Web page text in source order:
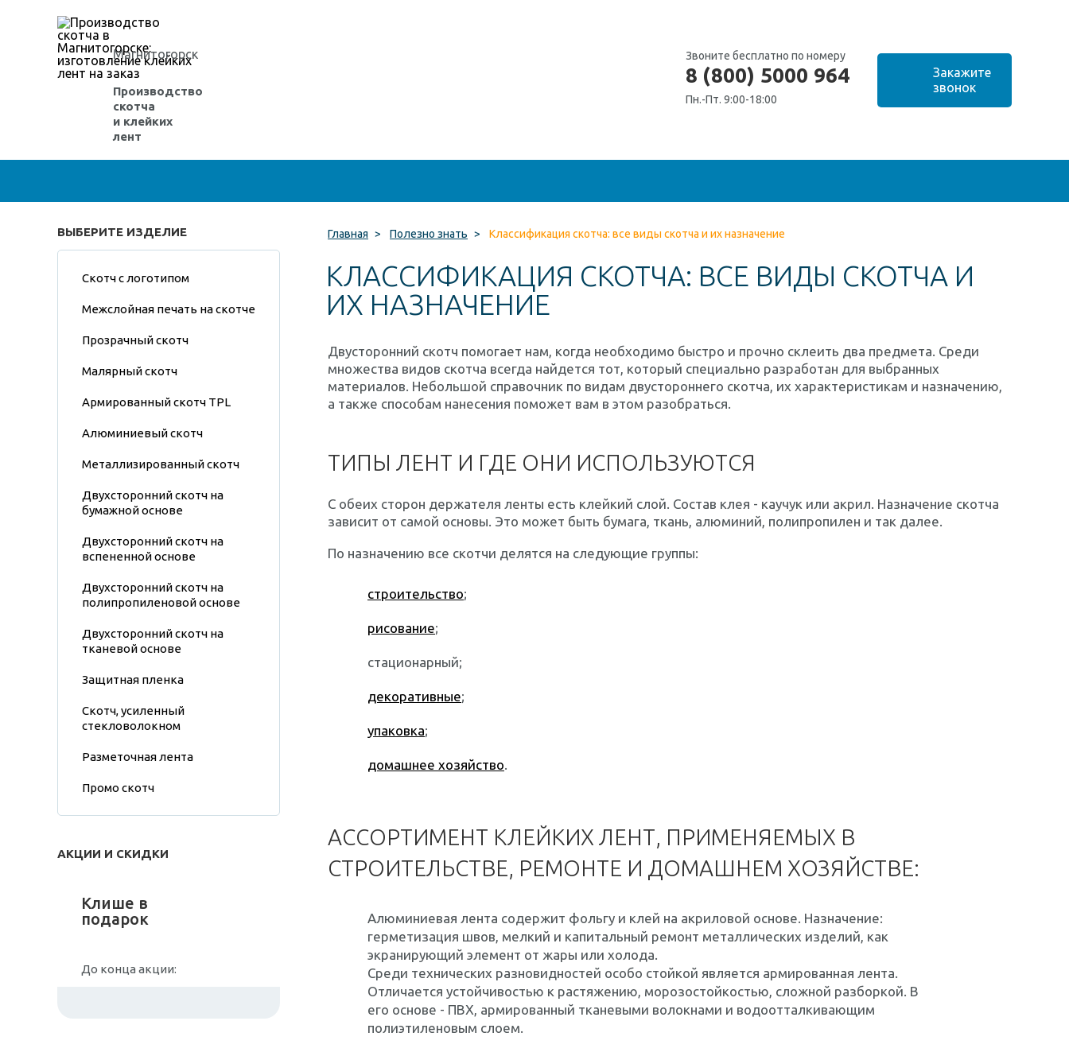
Магнитогорск
Производство
скотча
и клейких
лент
Звоните бесплатно по номеру
8 (800) 5000 964
Пн.-Пт. 9:00-18:00
ВЫБЕРИТЕ ИЗДЕЛИЕ
Скотч с логотипом
Межслойная печать на скотче
Прозрачный скотч
Малярный скотч
Армированный скотч TPL
Алюминиевый скотч
Металлизированный скотч
Двухсторонний скотч на
бумажной основе
Двухсторонний скотч на
вспененной основе
Двухсторонний скотч на
полипропиленовой основе
Двухсторонний скотч на
тканевой основе
Защитная пленка
Скотч, усиленный
стекловолокном
Разметочная лента
Промо скотч
АКЦИИ И СКИДКИ
Клише в
подарок
До конца акции:
Главная > Полезно знать > Классификация скотча: все виды скотча и их назначение
КЛАССИФИКАЦИЯ СКОТЧА: ВСЕ ВИДЫ СКОТЧА И
ИХ НАЗНАЧЕНИЕ
Двусторонний скотч помогает нам, когда необходимо быстро и прочно склеить два предмета. Среди
множества видов скотча всегда найдется тот, который специально разработан для выбранных
материалов. Небольшой справочник по видам двустороннего скотча, их характеристикам и назначению,
а также способам нанесения поможет вам в этом разобраться.
ТИПЫ ЛЕНТ И ГДЕ ОНИ ИСПОЛЬЗУЮТСЯ
С обеих сторон держателя ленты есть клейкий слой. Состав клея - каучук или акрил. Назначение скотча
зависит от самой основы. Это может быть бумага, ткань, алюминий, полипропилен и так далее.
По назначению все скотчи делятся на следующие группы:
строительство;
рисование;
стационарный;
декоративные;
упаковка;
домашнее хозяйство.
АССОРТИМЕНТ КЛЕЙКИХ ЛЕНТ, ПРИМЕНЯЕМЫХ В
СТРОИТЕЛЬСТВЕ, РЕМОНТЕ И ДОМАШНЕМ ХОЗЯЙСТВЕ:
Алюминиевая лента содержит фольгу и клей на акриловой основе. Назначение:
герметизация швов, мелкий и капитальный ремонт металлических изделий, как
экранирующий элемент от жары или холода.
Среди технических разновидностей особо стойкой является армированная лента.
Отличается устойчивостью к растяжению, морозостойкостью, сложной разборкой. В
его основе - ПВХ, армированный тканевыми волокнами и водоотталкивающим
полиэтиленовым слоем.